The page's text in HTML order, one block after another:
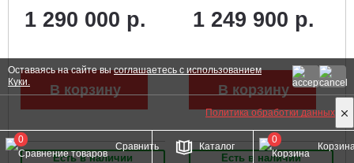
1 290 000 р.
В корзину
куб.см.,
л., ширина
кошения 86 см.,
260 кг.)
1 249 900 р.
В корзину
Есть в наличии Есть в наличии
0
Каталог
Сравнить
0
Политика обработки данных
Оставаясь на сайте высоглашаетесь с использованием
Куки.